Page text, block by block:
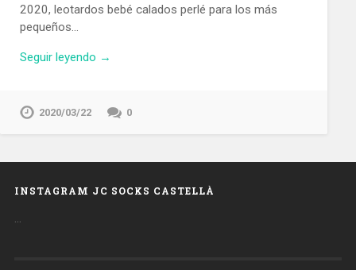
2020, leotardos bebé calados perlé para los más
pequeños…
Seguir leyendo →
2020/03/22 0
INSTAGRAM JC SOCKS CASTELLÀ
…